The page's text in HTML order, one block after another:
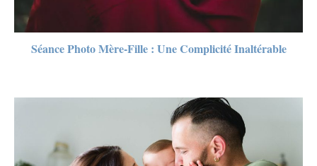
Séance Photo Mère-Fille : Une Complicité Inaltérable